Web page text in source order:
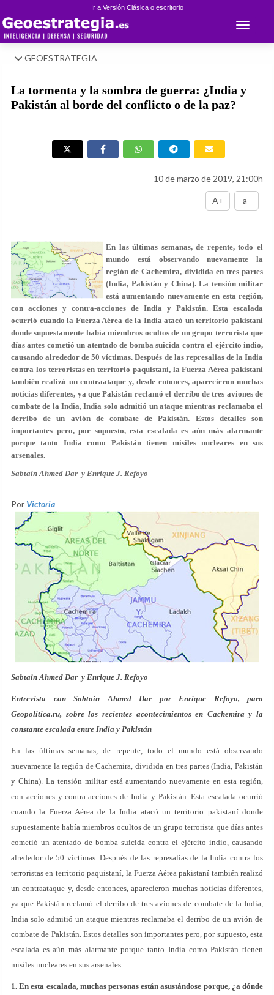
Ir a Versión Clásica o escritorio
Toggle
GEOESTRATEGIA
La tormenta y la sombra de guerra: ¿India y
Pakistán al borde del conflicto o de la paz?
10 de marzo de 2019, 21:00h
A+ a-
En las últimas semanas, de repente, todo el
mundo está observando nuevamente la
región de Cachemira, dividida en tres partes
(India, Pakistán y China). La tensión militar
está aumentando nuevamente en esta región,
con acciones y contra-acciones de India y Pakistán. Esta escalada
ocurrió cuando la Fuerza Aérea de la India atacó un territorio pakistaní
donde supuestamente había miembros ocultos de un grupo terrorista que
días antes cometió un atentado de bomba suicida contra el ejército indio,
causando alrededor de 50 víctimas. Después de las represalias de la India
contra los terroristas en territorio paquistaní, la Fuerza Aérea pakistaní
también realizó un contraataque y, desde entonces, aparecieron muchas
noticias diferentes, ya que Pakistán reclamó el derribo de tres aviones de
combate de la India, India solo admitió un ataque mientras reclamaba el
derribo de un avión de combate de Pakistán. Estos detalles son
importantes pero, por supuesto, esta escalada es aún más alarmante
porque tanto India como Pakistán tienen misiles nucleares en sus
arsenales.
Sabtain Ahmed Dar y Enrique J. Refoyo
Por Victoria
Sabtain Ahmed Dar y Enrique J. Refoyo
Entrevista con Sabtain Ahmed Dar por Enrique Refoyo, para
Geopolitica.ru, sobre los recientes acontecimientos en Cachemira y la
constante escalada entre India y Pakistán
En las últimas semanas, de repente, todo el mundo está observando
nuevamente la región de Cachemira, dividida en tres partes (India, Pakistán
y China). La tensión militar está aumentando nuevamente en esta región,
con acciones y contra-acciones de India y Pakistán. Esta escalada ocurrió
cuando la Fuerza Aérea de la India atacó un territorio pakistaní donde
supuestamente había miembros ocultos de un grupo terrorista que días antes
cometió un atentado de bomba suicida contra el ejército indio, causando
alrededor de 50 víctimas. Después de las represalias de la India contra los
terroristas en territorio paquistaní, la Fuerza Aérea pakistaní también realizó
un contraataque y, desde entonces, aparecieron muchas noticias diferentes,
ya que Pakistán reclamó el derribo de tres aviones de combate de la India,
India solo admitió un ataque mientras reclamaba el derribo de un avión de
combate de Pakistán. Estos detalles son importantes pero, por supuesto, esta
escalada es aún más alarmante porque tanto India como Pakistán tienen
misiles nucleares en sus arsenales.
1. En esta escalada, muchas personas están asustándose porque, ¿a dónde